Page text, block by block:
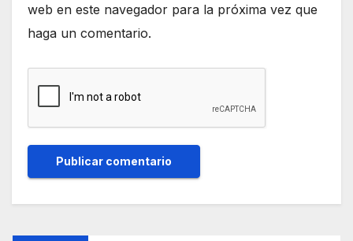
web en este navegador para la próxima vez que
haga un comentario.